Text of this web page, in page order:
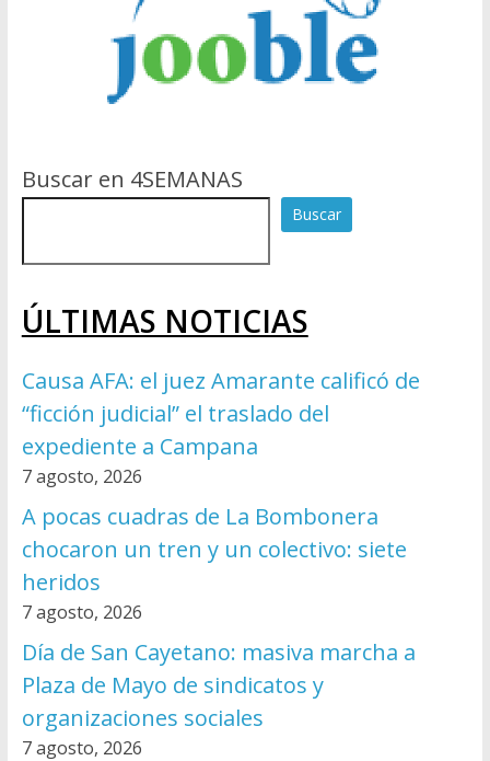
Buscar en 4SEMANAS
Buscar
ÚLTIMAS NOTICIAS
Causa AFA: el juez Amarante calificó de
“ficción judicial” el traslado del
expediente a Campana
7 agosto, 2026
A pocas cuadras de La Bombonera
chocaron un tren y un colectivo: siete
heridos
7 agosto, 2026
Día de San Cayetano: masiva marcha a
Plaza de Mayo de sindicatos y
organizaciones sociales
7 agosto, 2026